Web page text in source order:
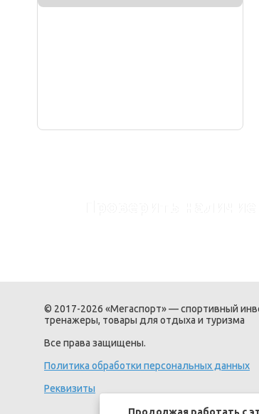
© 2017-2026 «Мегаспорт» — спортивный
тренажеры, товары для отдыха и туризма
Все права защищены.
Политика обработки персональных данных
Реквизиты